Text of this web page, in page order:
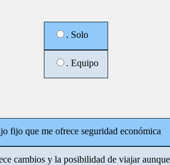
. Solo
. Equipo
fijo que me ofrece seguridad económica
cambios y la posibilidad de viajar